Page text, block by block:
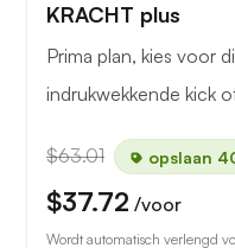
KRACHT plus
Prima plan, kies voor
indrukwekkende kick
$63.01 opslaan
$37.72 /voor
Wordt automatisch verlengd